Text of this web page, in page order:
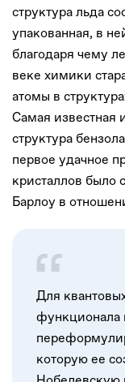
структура льда
упакованная, в
благодаря чему
веке химики
атомы в
Самая известная
структура
первое удачное
кристаллов было
Барлоу в
Для
функционала
которую ее